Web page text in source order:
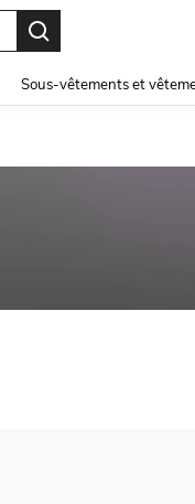
Sous-vêtements et